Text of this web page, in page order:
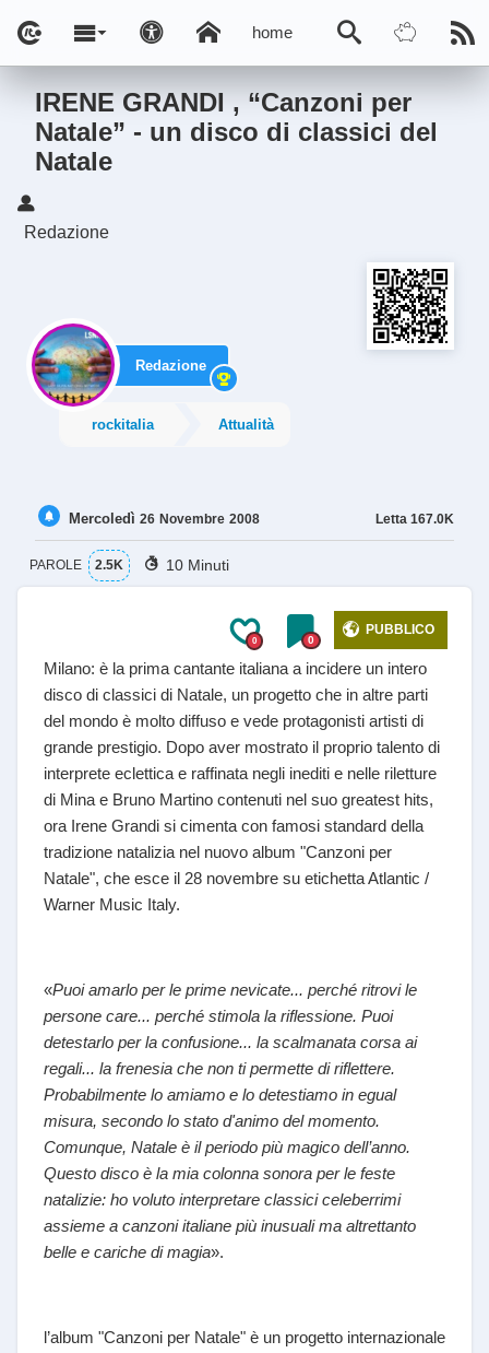
home
IRENE GRANDI , “Canzoni per
Natale” - un disco di classici del
Natale
Redazione
Redazione
rockitalia Attualità
Letta 167.0K
Mercoledì 26 Novembre 2008
PAROLE 2.5K 10 Minuti
0 0
PUBBLICO
Milano: è la prima cantante italiana a incidere un intero
disco di classici di Natale, un progetto che in altre parti
del mondo è molto diffuso e vede protagonisti artisti di
grande prestigio. Dopo aver mostrato il proprio talento di
interprete eclettica e raffinata negli inediti e nelle riletture
di Mina e Bruno Martino contenuti nel suo greatest hits,
ora Irene Grandi si cimenta con famosi standard della
tradizione natalizia nel nuovo album "Canzoni per
Natale", che esce il 28 novembre su etichetta Atlantic /
Warner Music Italy.
«Puoi amarlo per le prime nevicate... perché ritrovi le
persone care... perché stimola la riflessione. Puoi
detestarlo per la confusione... la scalmanata corsa ai
regali... la frenesia che non ti permette di riflettere.
Probabilmente lo amiamo e lo detestiamo in egual
misura, secondo lo stato d'animo del momento.
Comunque, Natale è il periodo più magico dell’anno.
Questo disco è la mia colonna sonora per le feste
natalizie: ho voluto interpretare classici celeberrimi
assieme a canzoni italiane più inusuali ma altrettanto
belle e cariche di magia».
l’album "Canzoni per Natale" è un progetto internazionale